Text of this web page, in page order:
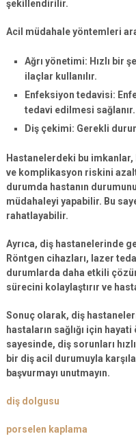
şekillendirilir.
Acil müdahale yöntemleri
Ağrı yönetimi: Hızlı bir
ilaçlar kullanılır.
Enfeksiyon tedavisi:
tedavi edilmesi sağlanır.
Diş çekimi: Gerekli
Hastanelerdeki bu imkanlar,
ve komplikasyon riskini
durumda hastanın
müdahaleyi yapabilir. Bu
rahatlayabilir.
Ayrıca, diş hastanelerinde
Röntgen cihazları, lazer
durumlarda daha etkili
sürecini kolaylaştırır ve
Sonuç olarak, diş
hastaların sağlığı için
sayesinde, diş sorunları
bir diş acil durumuyla
başvurmayı unutmayın.
diş dolgusu
porselen kaplama